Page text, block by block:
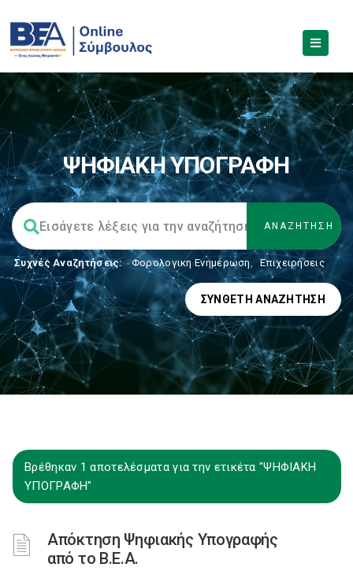
ΨΗΦΙΑΚΗ ΥΠΟΓΡΑΦΗ
Συχνές Αναζητήσεις: Φορολογικη Ενημέρωση, Επιχειρήσεις
ΣΎΝΘΕΤΗ ΑΝΑΖΉΤΗΣΗ
Βρέθηκαν 1 αποτελέσματα για την ετικέτα "ΨΗΦΙΑΚΗ
ΥΠΟΓΡΑΦΗ"
Απόκτηση Ψηφιακής Υπογραφής
από το Β.Ε.Α.